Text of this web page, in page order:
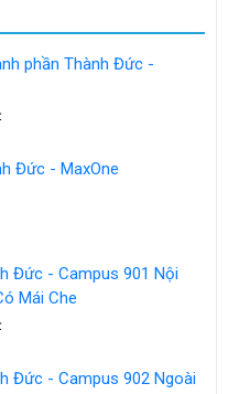
phần Thành Đức -
Đức - MaxOne
Đức - Campus 901 Nội
Mái Che
Đức - Campus 902 Ngoài